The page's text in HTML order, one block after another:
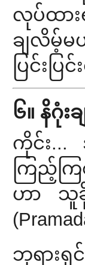
လုပ်ထာ
ချလိမ့်
ပြင်းပ
၆။ နိဂုံး
ကိုင်း...
ကြည့်က
ဟာ သူခို
ဘုရား